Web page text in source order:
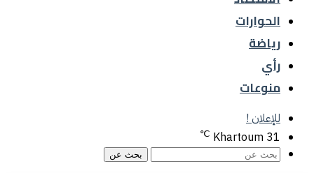
الحوارات
رياضة
رأي
منوعات
للإعلان !
Khartoum 31
℃
بحث عن